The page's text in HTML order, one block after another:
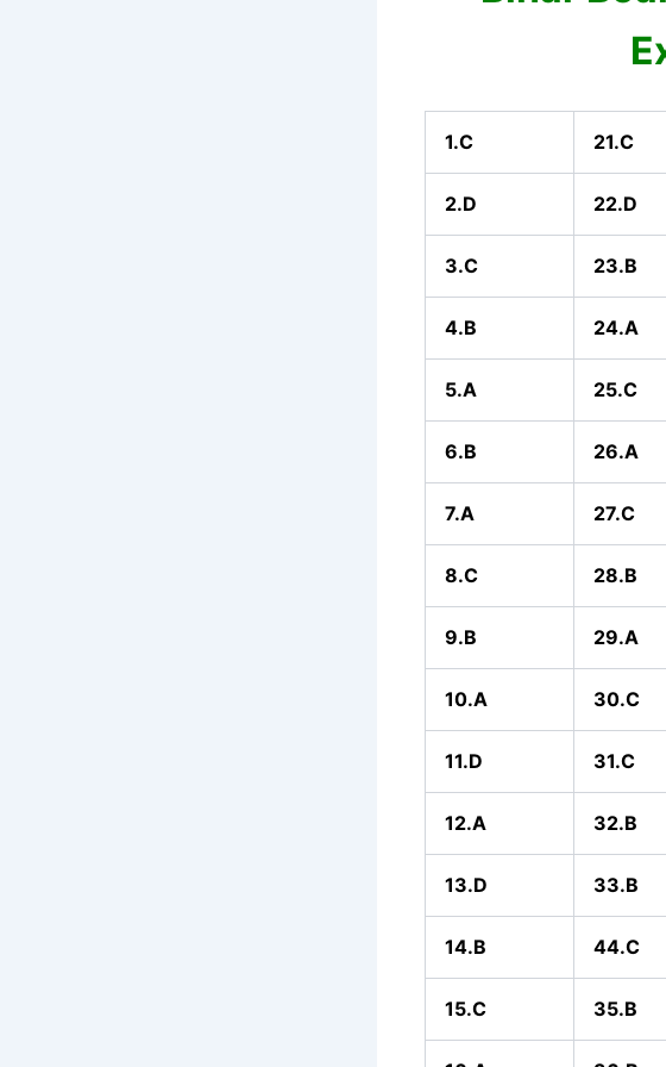
1.C 21.C
2.D 22.D
3.C 23.B
4.B 24.A
5.A 25.C
6.B 26.A
7.A 27.C
8.C 28.B
9.B 29.A
10.A 30.C
11.D 31.C
12.A 32.B
13.D 33.B
14.B 44.C
15.C 35.B